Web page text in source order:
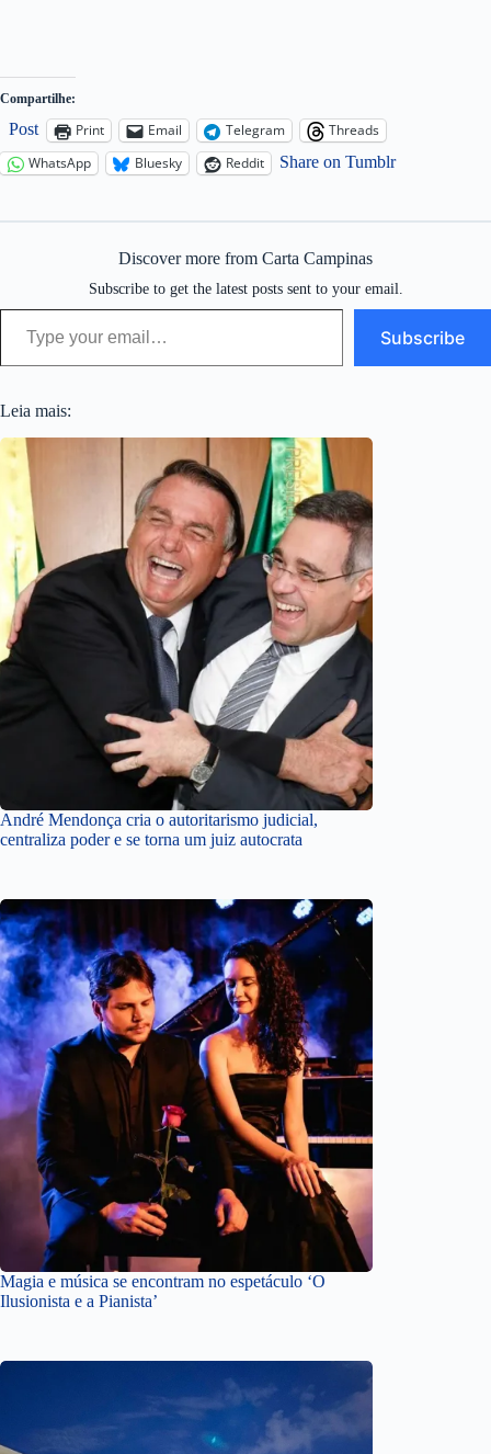
Compartilhe:
Post Print Email Telegram
Threads
WhatsApp
Bluesky Reddit Share on Tumblr
Discover more from Carta Campinas
Subscribe to get the latest posts sent to your email.
Type your email…
Subscribe
Leia mais:
André Mendonça cria o autoritarismo judicial,
centraliza poder e se torna um juiz autocrata
Magia e música se encontram no espetáculo ‘O
Ilusionista e a Pianista’